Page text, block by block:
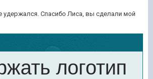
Спасибо Лиса, вы сделали мой
логотип